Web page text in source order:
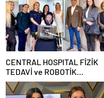
CENTRAL HOSPITAL FİZİK
TEDAVİ ve ROBOTİK
REHABİLİTASYON MERKEZİ
AÇILDI